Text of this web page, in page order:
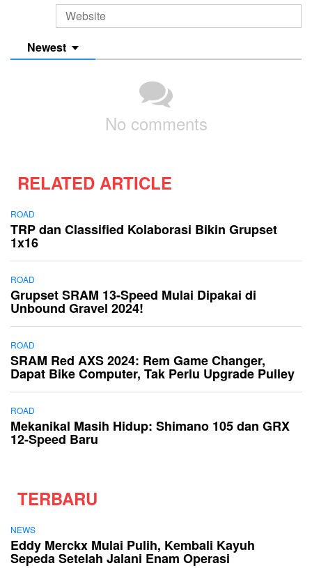
Newest
No comments
RELATED ARTICLE
ROAD
TRP dan Classified Kolaborasi Bikin Grupset
1x16
ROAD
Grupset SRAM 13-Speed Mulai Dipakai di
Unbound Gravel 2024!
ROAD
SRAM Red AXS 2024: Rem Game Changer,
Dapat Bike Computer, Tak Perlu Upgrade Pulley
ROAD
Mekanikal Masih Hidup: Shimano 105 dan GRX
12-Speed Baru
TERBARU
NEWS
Eddy Merckx Mulai Pulih, Kembali Kayuh
Sepeda Setelah Jalani Enam Operasi